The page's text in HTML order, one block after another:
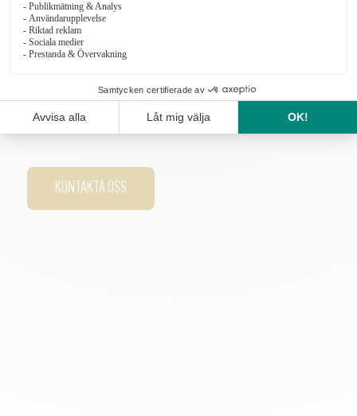
ambassadör hos Interflora 2019.
Varmt Välkomna!
KONTAKTA OSS